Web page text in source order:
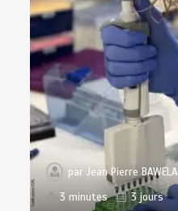
parJean Pierre BAWELA
3 minutes
3 jours